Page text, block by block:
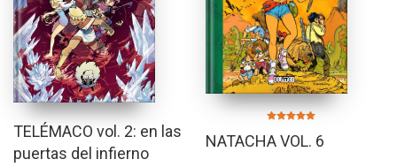
TELÉMACO vol. 2: en las
puertas del infierno
5.00
de 5
NATACHA VOL. 6